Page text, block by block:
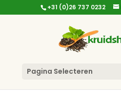
+31 (0)26 737 0232
Pagina Selecteren